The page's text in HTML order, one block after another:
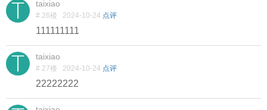
taixiao
# 26楼 2024-10-24 点评
111111111
taixiao
# 27楼 2024-10-24 点评
22222222